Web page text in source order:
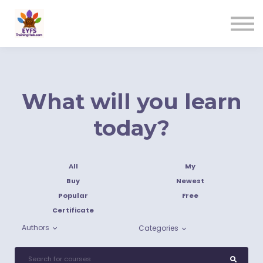
Sign up
What will you learn
today?
All
My
Buy
Newest
Popular
Free
Certificate
Authors Categories